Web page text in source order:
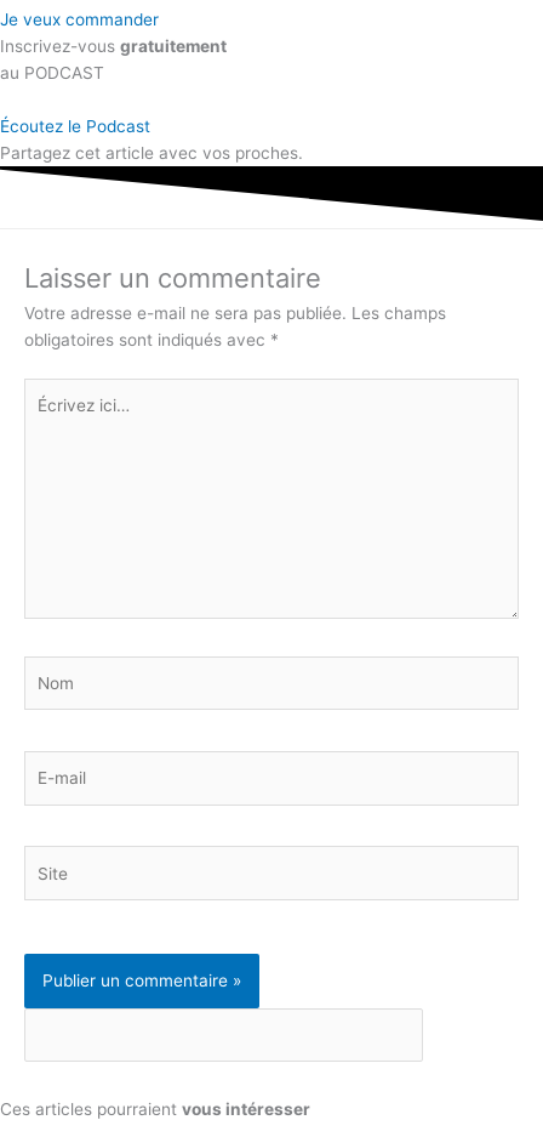
Je veux commander
Inscrivez-vous gratuitement
au PODCAST
Écoutez le Podcast
Partagez cet article avec vos proches.
Laisser un commentaire
Votre adresse e-mail ne sera pas publiée. Les champs
obligatoires sont indiqués avec *
Écrivez
ici…
mail
Ces articles pourraient vous intéresser